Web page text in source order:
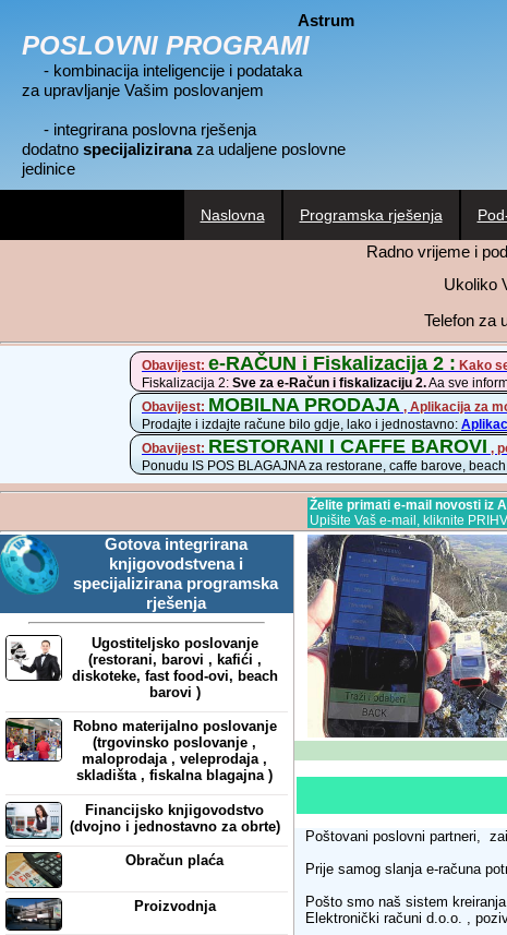
Astrum
POSLOVNI PROGRAMI
- kombinacija inteligencije i podataka
za upravljanje Vašim poslovanjem
- integrirana poslovna rješenja
dodatno specijaliziranaza udaljene poslovne
jedinice
Naslovna Programska rješenja
Radno vrijeme i
Ukoliko
Telefon za
Obavijest: e-RAČUN i Fiskalizacija 2 : Kako
Fiskalizacija 2: Sve za e-Račun i fiskalizaciju 2.Aa sve
Obavijest: MOBILNA PRODAJA , Aplikacija za
Prodajte i izdajte račune bilo gdje, lako i jednostavno:
Obavijest: RESTORANI I CAFFE BAROVI ,
Ponudu IS POS BLAGAJNA za restorane, caffe barove,
Želite primati e-mail novosti iz
Upišite Vaš e-mail, kliknite
Gotova integrirana
knjigovodstvena i
specijalizirana programska
rješenja
Ugostiteljsko poslovanje
(restorani, barovi , kafići ,
diskoteke, fast food-ovi, beach
barovi )
Robno materijalno poslovanje
(trgovinsko poslovanje ,
maloprodaja , veleprodaja ,
skladišta , fiskalna blagajna )
Financijsko knjigovodstvo
(dvojno i jednostavno za obrte)
Obračun plaća
Proizvodnja
Poštovani poslovni partneri,
Prije samog slanja e-računa
Pošto smo naš sistem
Elektronički računi d.o.o. ,